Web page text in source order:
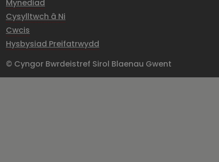
Mynediad
Cysylltwch â Ni
Cwcis
Hysbysiad Preifatrwydd
© Cyngor Bwrdeistref Sirol Blaenau Gwent